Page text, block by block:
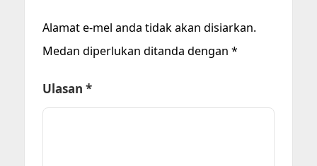
Alamat e-mel anda tidak akan disiarkan.
Medan diperlukan ditanda dengan *
Ulasan *